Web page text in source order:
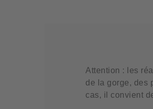
Attention : les
de la gorge, des
cas, il convient